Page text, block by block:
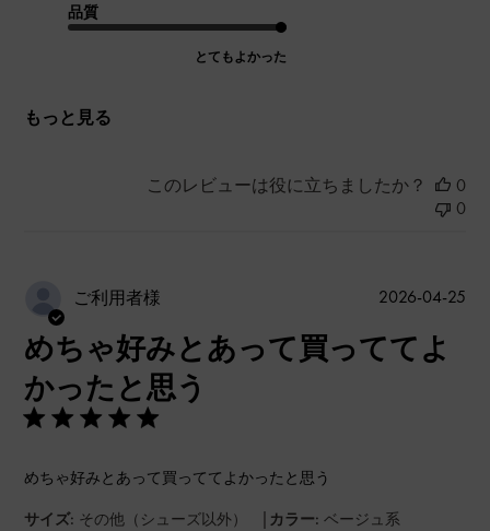
品質
とてもよかった
もっと見る
このレビューは役に立ちましたか？
0
0
ご利用者様
めちゃ好みとあって買っててよ
かったと思う
めちゃ好みとあって買っててよかったと思う
サイズ: その他（シューズ以外） | カラー: ベージュ系
公
2026-04-25